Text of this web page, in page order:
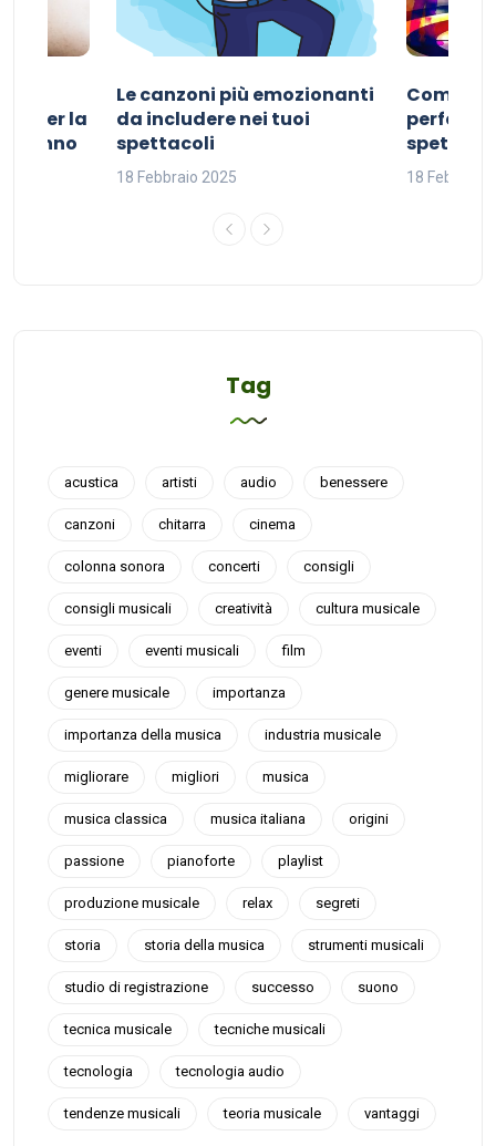
per la
sonno
Le canzoni più emozionanti
da includere nei tuoi
spettacoli
18 Febbraio 2025
Come
perfetta
18 Febbraio
Tag
acustica artisti audio benessere
canzoni chitarra cinema
colonna sonora concerti consigli
consigli musicali creatività cultura musicale
eventi eventi musicali film
genere musicale importanza
importanza della musica industria musicale
migliorare migliori musica
musica classica musica italiana origini
passione pianoforte playlist
produzione musicale relax segreti
storia storia della musica strumenti musicali
studio di registrazione successo suono
tecnica musicale tecniche musicali
tecnologia tecnologia audio
tendenze musicali teoria musicale vantaggi